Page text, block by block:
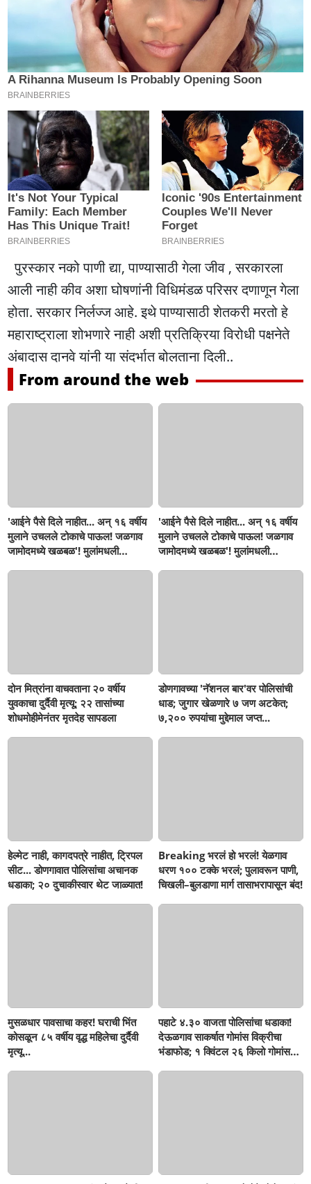
पुरस्कार नको पाणी द्या, पाण्यासाठी गेला जीव , सरकारला
आली नाही कीव अशा घोषणांनी विधिमंडळ परिसर दणाणून गेला
होता. सरकार निर्लज्ज आहे. इथे पाण्यासाठी शेतकरी मरतो हे
महाराष्ट्राला शोभणारे नाही अशी प्रतिक्रिया विरोधी पक्षनेते
अंबादास दानवे यांनी या संदर्भात बोलताना दिली..
From around the web
'आईने पैसे दिले नाहीत... अन् १६ वर्षीय
मुलाने उचलले टोकाचे पाऊल! जळगाव
जामोदमध्ये खळबळ'! मुलांमधली
'आईने पैसे दिले नाहीत... अन् १६ वर्षीय
मुलाने उचलले टोकाचे पाऊल! जळगाव
जामोदमध्ये खळबळ'! मुलांमधली
दोन मित्रांना वाचवताना २० वर्षीय
युवकाचा दुर्दैवी मृत्यू; २२ तासांच्या
शोधमोहीमेनंतर मृतदेह सापडला
डोणगावच्या 'नॅशनल बार'वर पोलिसांची
धाड; जुगार खेळणारे ७ जण अटकेत;
७,२०० रुपयांचा मुद्देमाल जप्त...
हेल्मेट नाही, कागदपत्रे नाहीत, ट्रिपल
सीट... डोणगावात पोलिसांचा अचानक
धडाका; २० दुचाकीस्वार थेट जाळ्यात!
Breaking भरलं हो भरलं! येळगाव
धरण १०० टक्के भरलं; पुलावरून पाणी,
चिखली–बुलडाणा मार्ग तासाभरापासून बंद!
मुसळधार पावसाचा कहर! घराची भिंत
कोसळून ८५ वर्षीय वृद्ध महिलेचा दुर्दैवी
मृत्यू...
पहाटे ४.३० वाजता पोलिसांचा धडाका!
देऊळगाव साकर्षात गोमांस विक्रीचा
भंडाफोड; १ क्विंटल २६ किलो गोमांस